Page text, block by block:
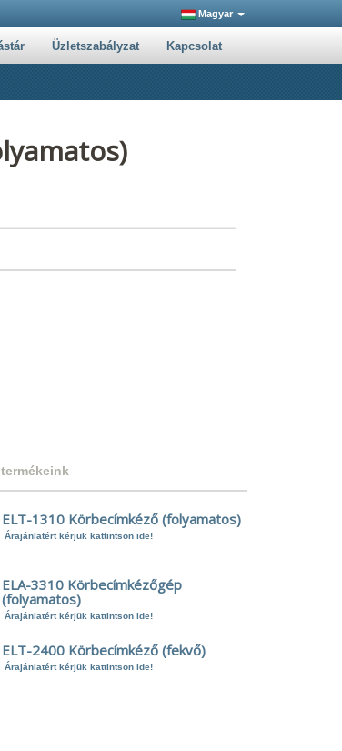
Magyar
Üzletszabályzat Kapcsolat
ELT-1310 Körbecímkéző (folyamatos)
Árajánlatért kérjük kattintson ide!
ELA-3310 Körbecímkézőgép
(folyamatos)
Árajánlatért kérjük kattintson ide!
ELT-2400 Körbecímkéző (fekvő)
Árajánlatért kérjük kattintson ide!